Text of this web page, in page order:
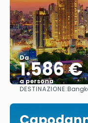
Da
1.586 €
a persona
DESTINAZIONE: